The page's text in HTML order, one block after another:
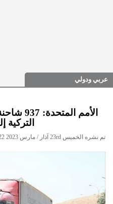
عربي ودولي
الأمم
التركية
تم نشره الخميس 23rd آذار / مارس 2023 10:22 صباحاً